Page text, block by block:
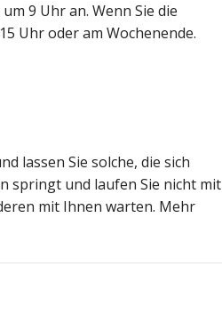
9 Uhr an. Wenn Sie die
Uhr oder am Wochenende.
lassen Sie solche, die sich
springt und laufen Sie nicht mit
mit Ihnen warten. Mehr